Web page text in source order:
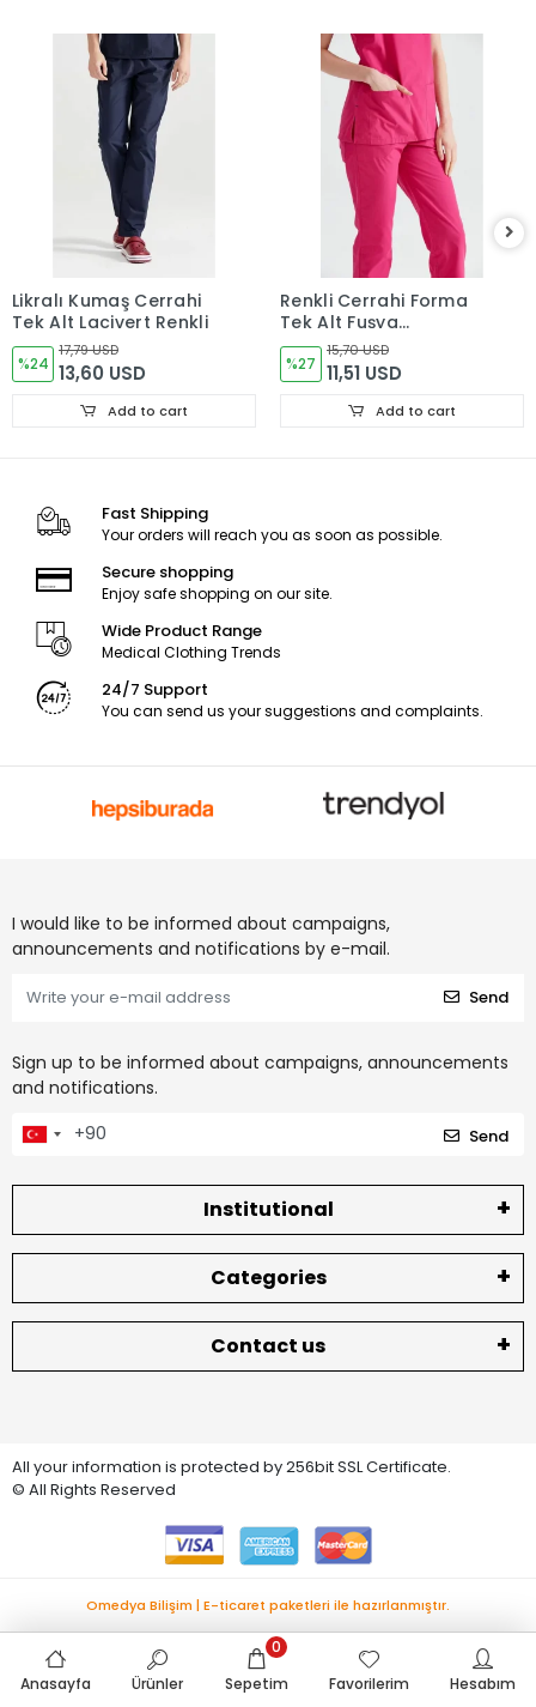
Likralı Kumaş Cerrahi
Tek Alt Lacivert Renkli
%24
17,79 USD
13,60 USD
Add to cart
Renkli Cerrahi Forma
Tek Alt Fuşya
Terikoton İnce Kumaş
Dr. Greys Kesim
%27
15,70 USD
11,51 USD
Add to cart
Fast Shipping
Your orders will reach you as soon as possible.
Secure shopping
Enjoy safe shopping on our site.
Wide Product Range
Medical Clothing Trends
24/7 Support
You can send us your suggestions and complaints.
I would like to be informed about campaigns,
announcements and notifications by e-mail.
Send
Sign up to be informed about campaigns, announcements
and notifications.
Send
Institutional
Categories
Contact us
All your information is protected by 256bit SSL Certificate.
© All Rights Reserved
Anasayfa Ürünler Sepetim
0
Favorilerim
Hesabım
Omedya Bilişim | E-ticaret paketleri ile hazırlanmıştır.